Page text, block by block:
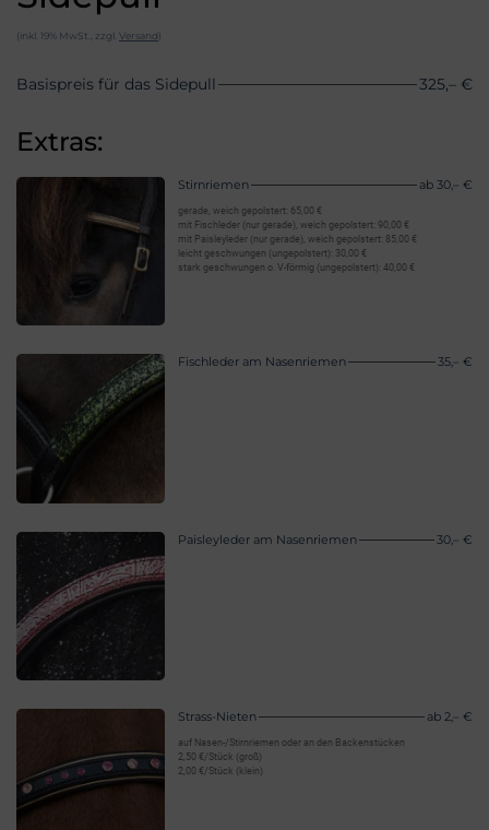
(inkl. 19% MwSt., zzgl. Versand)
Basispreis für das Sidepull 325,– €
Extras:
Stirnriemen ab 30,– €
gerade, weich gepolstert: 65,00 €
mit Fischleder (nur gerade), weich gepolstert: 90,00 €
mit Paisleyleder (nur gerade), weich gepolstert: 85,00 €
leicht geschwungen (ungepolstert): 30,00 €
stark geschwungen o. V-förmig (ungepolstert): 40,00 €
Fischleder am Nasenriemen 35,– €
Paisleyleder am Nasenriemen 30,– €
Strass-Nieten ab 2,– €
auf Nasen-/Stirnriemen oder an den Backenstücken
2,50 €/Stück (groß)
2,00 €/Stück (klein)